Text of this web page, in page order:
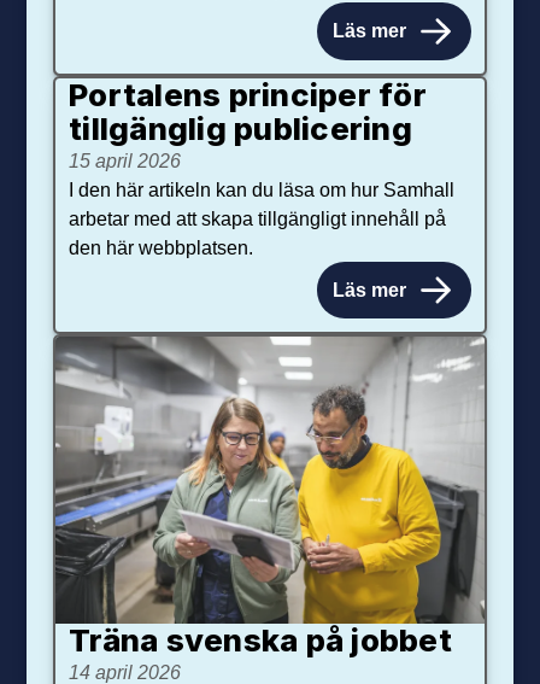
Läs mer
Portalens principer för
tillgänglig publicering
15 april 2026
I den här artikeln kan du läsa om hur Samhall
arbetar med att skapa tillgängligt innehåll på
den här webbplatsen.
Läs mer
Träna svenska på jobbet
14 april 2026